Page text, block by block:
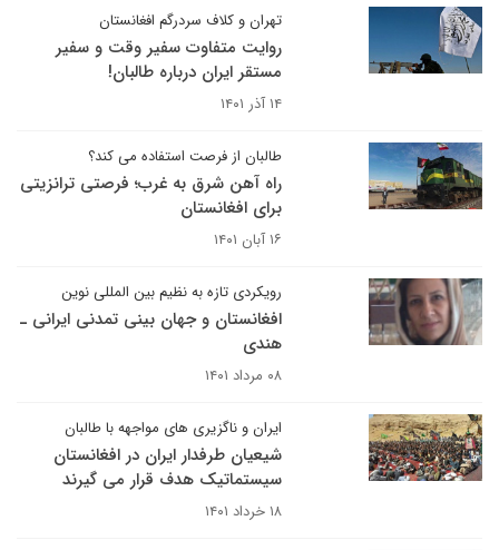
تهران و کلاف سردرگم افغانستان
روایت متفاوت سفیر وقت و سفیر
مستقر ایران درباره طالبان!
۱۴ آذر ۱۴۰۱
طالبان از فرصت استفاده می کند؟
راه آهن شرق به غرب؛ فرصتی ترانزیتی
برای افغانستان
۱۶ آبان ۱۴۰۱
رویکردی تازه به نظیم بین المللی نوین
افغانستان و جهان بینی تمدنی ایرانی ـ
هندی
۰۸ مرداد ۱۴۰۱
ایران و ناگزیری های مواجهه با طالبان
شیعیان طرفدار ایران در افغانستان
سیستماتیک هدف قرار می گیرند
۱۸ خرداد ۱۴۰۱